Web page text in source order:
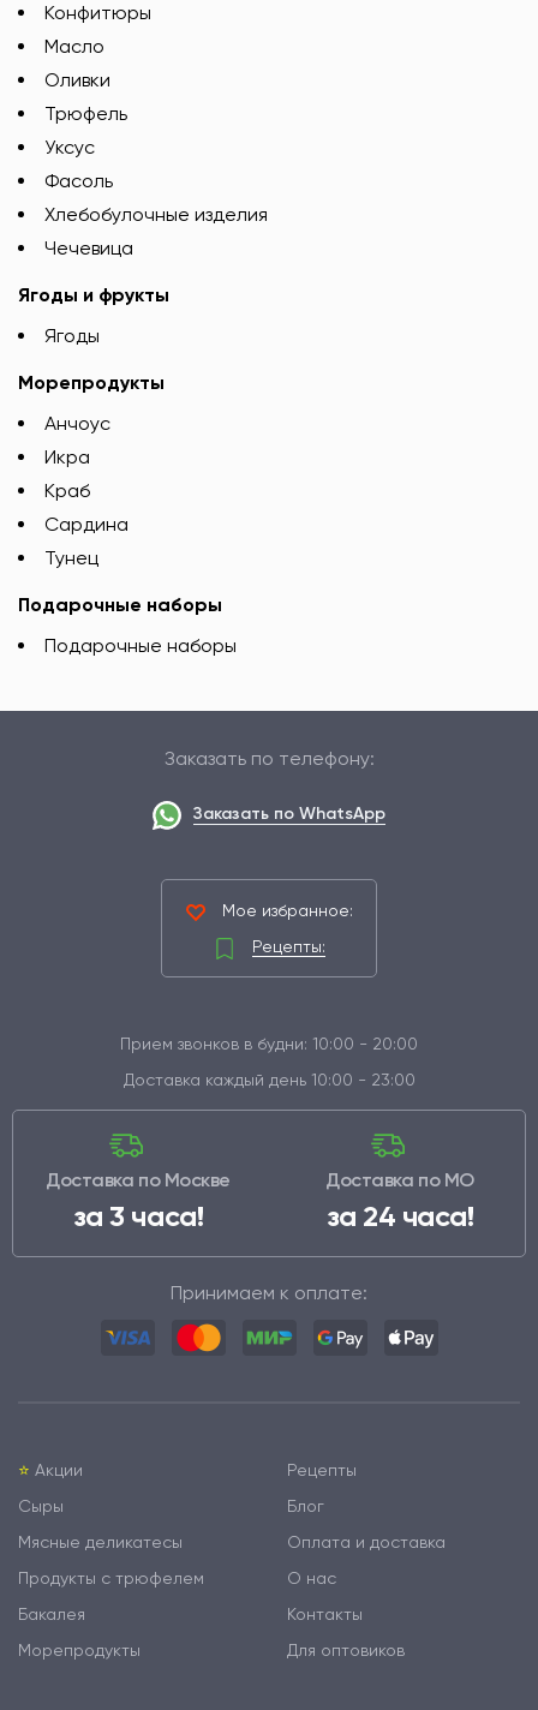
Конфитюры
Масло
Оливки
Трюфель
Уксус
Фасоль
Хлебобулочные изделия
Чечевица
Ягоды и фрукты
Ягоды
Морепродукты
Анчоус
Икра
Краб
Сардина
Тунец
Подарочные наборы
Подарочные наборы
Заказать по телефону:
Заказать по WhatsApp
Мое избранное:
Рецепты:
Прием звонков в будни: 10:00 - 20:00
Доставка каждый день 10:00 - 23:00
Доставка по Москве
за 3 часа!
Доставка по МО
за 24 часа!
Принимаем к оплате:
⭐️ Акции
Сыры
Мясные деликатесы
Продукты с трюфелем
Бакалея
Морепродукты
Рецепты
Блог
Оплата и доставка
О нас
Контакты
Для оптовиков